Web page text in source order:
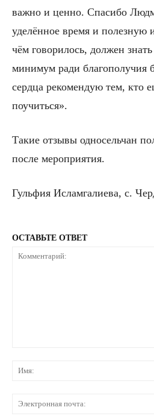
важно и ценно. Спасибо
уделённое время и
чём говорилось, должен
минимум ради благополучия
сердца рекомендую тем, кто
поучиться».
Такие отзывы односельчан
после мероприятия.
Гульфия Исламгалиева, с.
ОСТАВЬТЕ ОТВЕТ